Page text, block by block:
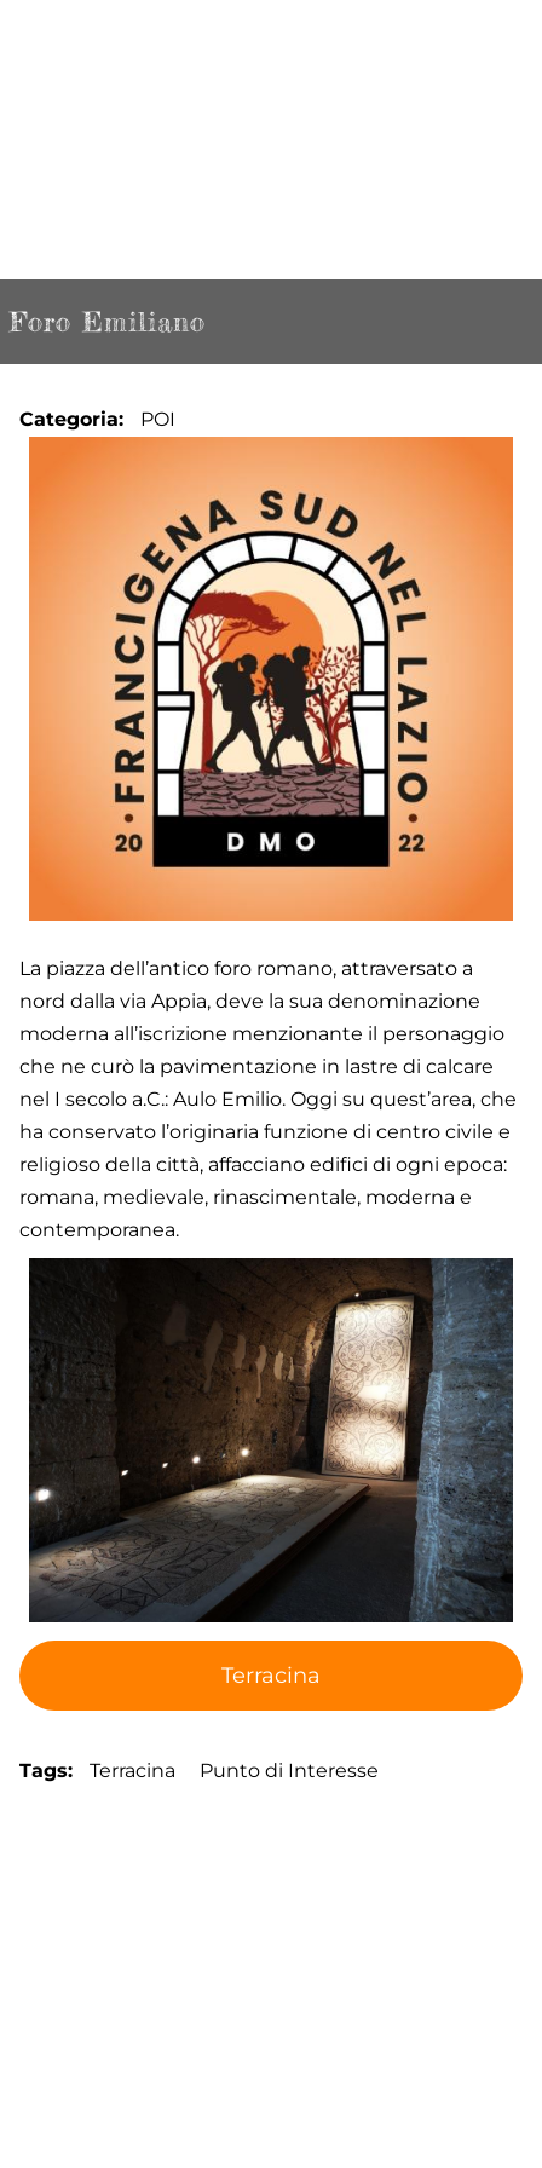
Foro Emiliano
Categoria POI
La piazza dell’antico foro romano, attraversato a
nord dalla via Appia, deve la sua denominazione
moderna all’iscrizione menzionante il personaggio
che ne curò la pavimentazione in lastre di calcare
nel I secolo a.C.: Aulo Emilio. Oggi su quest’area, che
ha conservato l’originaria funzione di centro civile e
religioso della città, affacciano edifici di ogni epoca:
romana, medievale, rinascimentale, moderna e
contemporanea.
Terracina
Tags Terracina Punto di Interesse